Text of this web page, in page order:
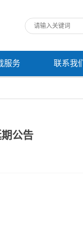
服务 联系我们
公告